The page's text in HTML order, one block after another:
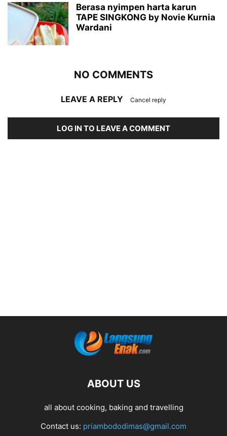
Berasa nyimpen harta karun
TAPE SINGKONG by Novie Kurnia
Wardani
NO COMMENTS
LEAVE A REPLY Cancel reply
LOG IN TO LEAVE A COMMENT
ABOUT US
all about cooking, baking and travelling
Contact us: priambododimas@gmail.com